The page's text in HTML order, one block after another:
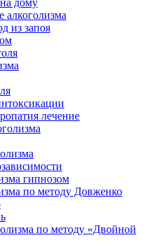
дому
алкоголизма
из запоя
лечение
гипнозом
по методу Довженко
по методу «Двойной